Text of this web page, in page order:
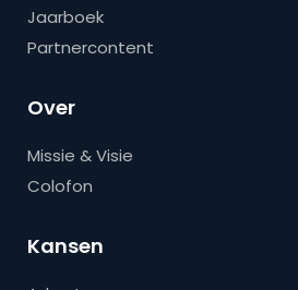
Jaarboek
Partnercontent
Over
Missie & Visie
Colofon
Kansen